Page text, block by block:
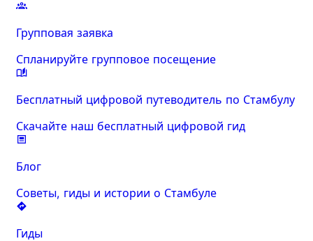
Групповая заявка
Спланируйте групповое посещение
Бесплатный цифровой путеводитель по Стамбулу
Скачайте наш бесплатный цифровой гид
Блог
Советы, гиды и истории о Стамбуле
Гиды